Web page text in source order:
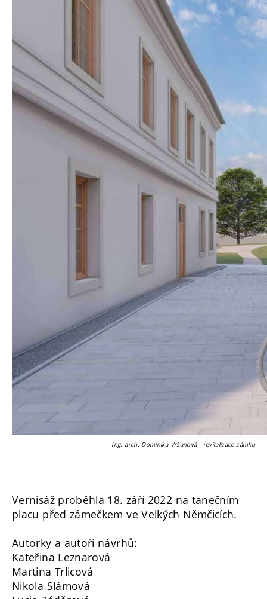
Ing. arch. Dominika Vršanová - revitalizace zámku
Vernisáž proběhla 18. září 2022 na tanečním
placu před zámečkem ve Velkých Němčicích.
Autorky a autoři návrhů:
Kateřina Leznarová
Martina Trlicová
Nikola Slámová